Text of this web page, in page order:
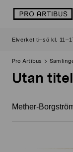
logo
Elverket ti–sö kl.
Pro Artibus
Utan titel
Mether-